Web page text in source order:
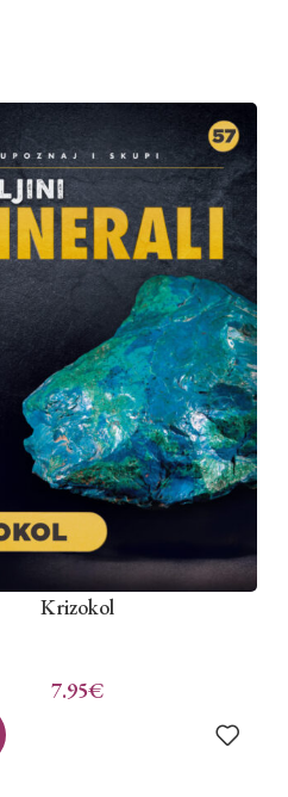
Krizokol
7.95€